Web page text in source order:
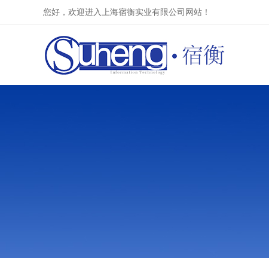
您好，欢迎进入上海宿衡实业有限公司网站！